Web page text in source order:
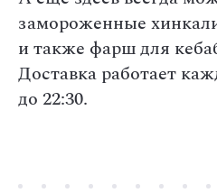
замороженные
и также фарш для
Доставка работает
до 22:30.